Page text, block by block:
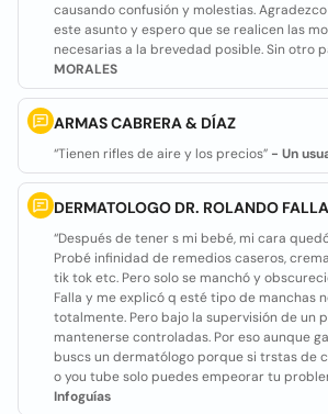
causando confusión y molestias.
este asunto y espero que se realicen las
necesarias a la brevedad posible. Sin otro
MORALES
ARMAS CABRERA & DÍAZ
“Tienen rifles de aire y los precios” - Un
DERMATOLOGO DR. ROLANDO FALLA
“Después de tener s mi bebé, mi cara
Probé infinidad de remedios caseros,
tik tok etc. Pero solo se manchó y
Falla y me explicó q esté tipo de manchas
totalmente. Pero bajo la supervisión de un
mantenerse controladas. Por eso aunque
buscs un dermatólogo porque si trstas de
o you tube solo puedes empeorar tu
Infoguías